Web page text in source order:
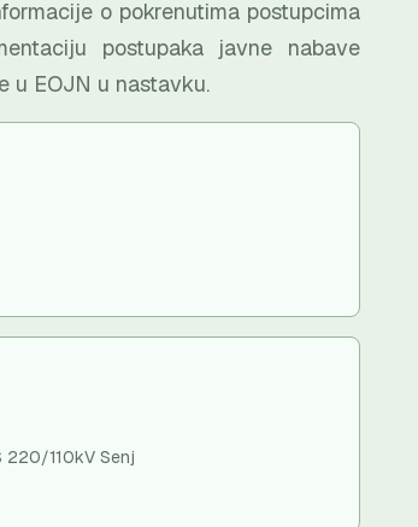
o pokrenutima postupcima
postupaka javne nabave
u EOJN u nastavku.
220/110kV Senj